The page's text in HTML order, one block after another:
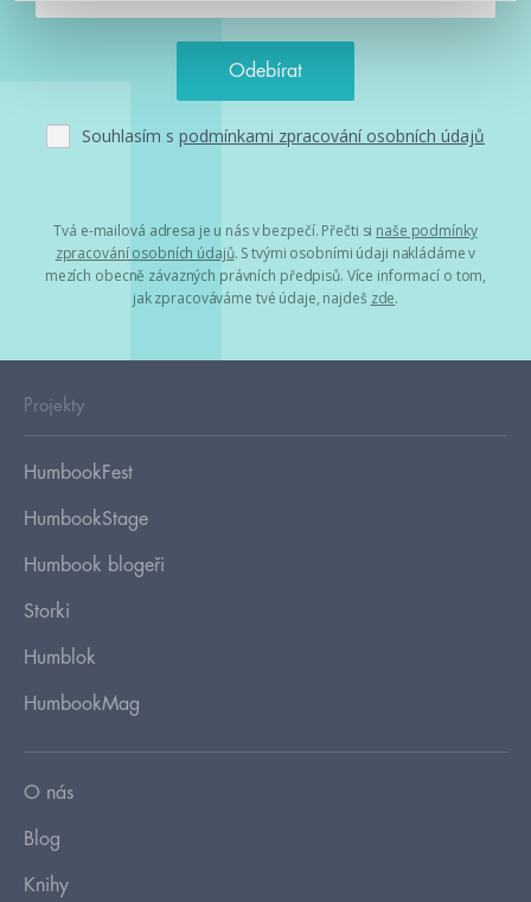
Souhlasím s podmínkami zpracování osobních údajů
Tvá e-mailová adresa je u nás v bezpečí. Přečti si naše podmínky
zpracování osobních údajů. S tvými osobními údaji nakládáme v
mezích obecně závazných právních předpisů. Více informací o tom,
jak zpracováváme tvé údaje, najdeš zde.
Projekty
HumbookFest
HumbookStage
Humbook blogeři
Storki
Humblok
HumbookMag
O nás
Blog
Knihy